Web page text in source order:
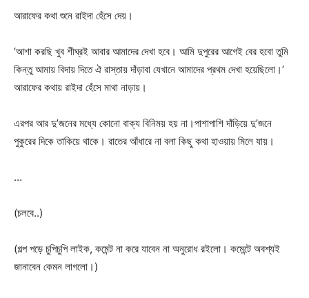
আরাফের কথা শুনে রাইদা হেঁসে দেয়।
‘আশা করছি খুব শীঘ্রই আবার আমাদের দেখা হবে। আমি দুপুরের আগেই বের হবো তুমি
কিন্তু আমায় বিদায় দিতে ঐ রাস্তায় দাঁড়াবা যেখানে আমাদের প্রথম দেখা হয়েছিলো।’
আরাফের কথায় রাইদা হেঁসে মাথা নাড়ায়।
এরপর আর দু’জনের মধ্যে কোনো বাক্য বিনিময় হয় না।পাশাপাশি দাঁড়িয়ে দু’জনে
পুকুরের দিকে তাকিয়ে থাকে। রাতের আঁধারে না বলা কিছু কথা হাওয়ায় মিলে যায়।
…
(চলবে..)
(গল্প পড়ে চুপিচুপি লাইক, কমেন্ট না করে যাবেন না অনুরোধ রইলো। কমেন্টে অবশ্যই
জানাবেন কেমন লাগলো।)